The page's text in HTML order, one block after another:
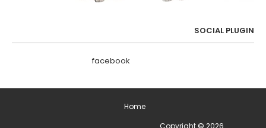
SOCIAL PLUGIN
facebook
Home
Copyright © 2026